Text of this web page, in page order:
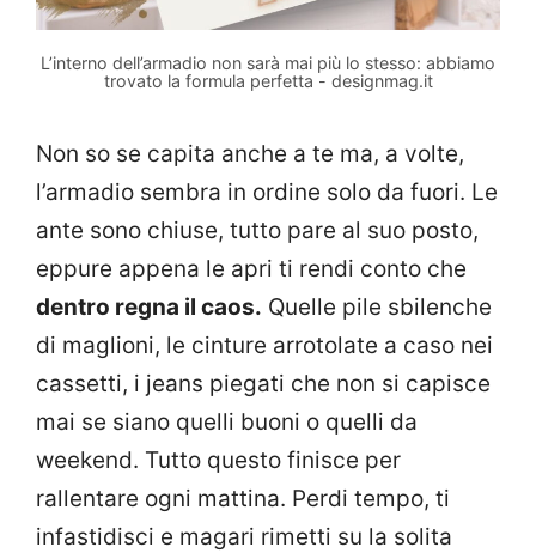
L’interno dell’armadio non sarà mai più lo stesso: abbiamo
trovato la formula perfetta - designmag.it
Non so se capita anche a te ma, a volte,
l’armadio sembra in ordine solo da fuori. Le
ante sono chiuse, tutto pare al suo posto,
eppure appena le apri ti rendi conto che
dentro regna il caos. Quelle pile sbilenche
di maglioni, le cinture arrotolate a caso nei
cassetti, i jeans piegati che non si capisce
mai se siano quelli buoni o quelli da
weekend. Tutto questo finisce per
rallentare ogni mattina. Perdi tempo, ti
infastidisci e magari rimetti su la solita